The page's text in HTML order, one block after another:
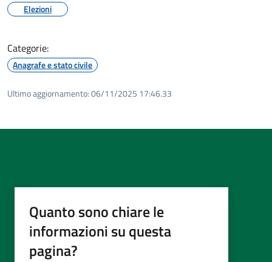
Elezioni
Categorie:
Anagrafe e stato civile
Ultimo aggiornamento:06/11/2025 17:46.33
Quanto sono chiare le
informazioni su questa
pagina?